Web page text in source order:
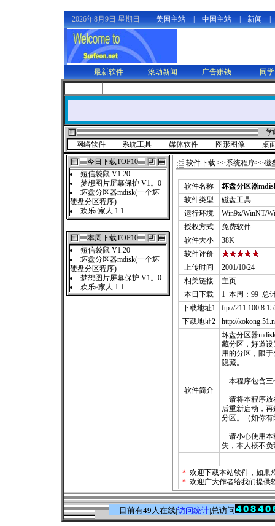
2026年8月9日 星期日 美国主站 中国主站 新闻
最新软件 滚动新闻 广告赚钱 同
学
网络软件
系统工具 媒体软件 图形图像
桌
今日下载TOP10
短信袋鼠 V1.20
梦想图片屏幕保护 V1。0
坏盘分区器mdisk(一个坏
硬盘分区程序)
欢乐e家人 1.1
本周下载TOP10
短信袋鼠 V1.20
坏盘分区器mdisk(一个坏
硬盘分区程序)
梦想图片屏幕保护 V1。0
欢乐e家人 1.1
软件下载 >>系统程序>>磁
软件名称
坏盘分区器
软件类型
磁盘工具
运行环境
Win9x/WinNT/
授权方式
免费软件
软件大小
38K
软件评价
上传时间
2001/10/24
相关链接
主页
本日下载
1 本周：99 总
下载地址1
ftp://
下载地址2
http://
软件简介
坏盘分区器
藏分区，好道
用的分区，限
隐藏。
本程序包含三
请将本程序放
后重新启动，
分区。（如你
请小心使用本
失，本人概不负
＊ 欢迎下载本站软件，如果
＊ 欢迎广大作者给我们提供